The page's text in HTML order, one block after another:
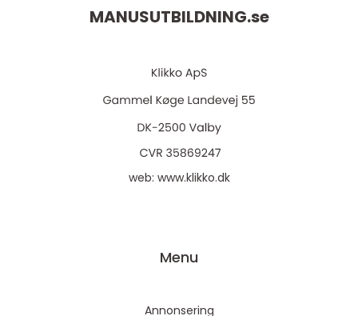
MANUSUTBILDNING.se
web: www.klikko.dk
Menu
Annonsering